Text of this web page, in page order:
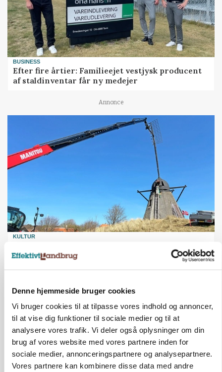
Denne hjemmeside bruger cookies
Vi bruger cookies til at tilpasse vores indhold og annoncer,
til at vise dig funktioner til sociale medier og til at
analysere vores trafik. Vi deler også oplysninger om din
brug af vores website med vores partnere inden for
sociale medier, annonceringspartnere og analysepartnere.
Vores partnere kan kombinere disse data med andre
BUSINESS
Efter fire årtier: Familieejet vestjysk producent
af staldinventar får ny medejer
Annonce
KULTUR
snurre igen
Efter lån på 182 millioner: Sindal Biogas vil
fordoble produktionen og behandle 800.000 ton
biomasse
Loading...